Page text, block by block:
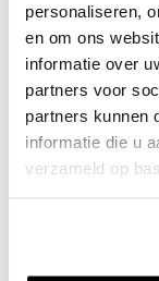
personaliseren,
en om ons
informatie over
partners voor
partners kunnen
informatie die u
verzameld op